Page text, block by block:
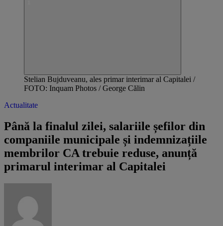
Stelian Bujduveanu, ales primar interimar al Capitalei /
FOTO: Inquam Photos / George Călin
Actualitate
Până la finalul zilei, salariile șefilor din
companiile municipale și indemnizațiile
membrilor CA trebuie reduse, anunță
primarul interimar al Capitalei